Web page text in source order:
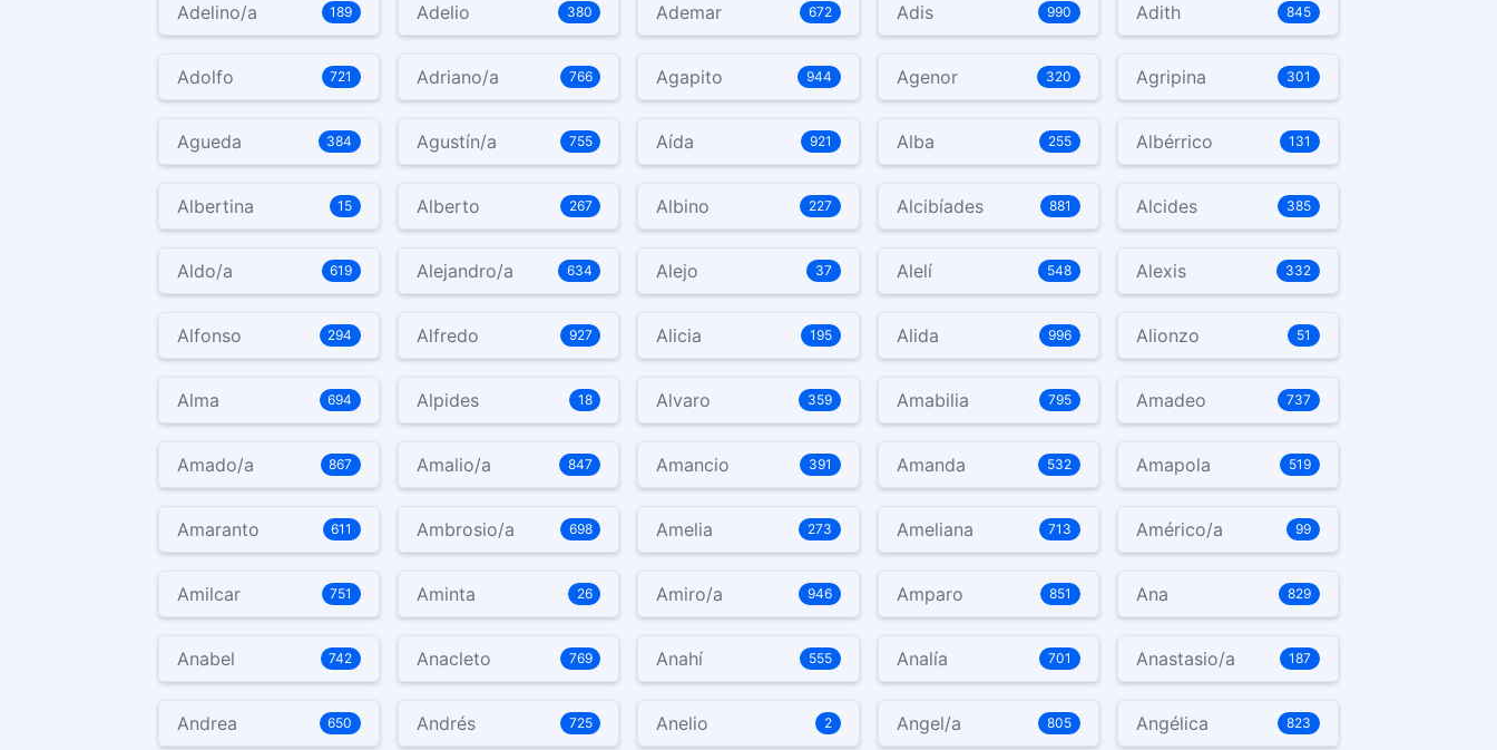
Adelino/a 189 Adelio 380 Ademar 672 Adis 990 Adith 845
Adolfo 721 Adriano/a 766 Agapito 944 Agenor 320 Agripina 301
Agueda 384 Agustín/a 755 Aída 921 Alba 255 Albérrico 131
Albertina 15 Alberto 267 Albino 227 Alcibíades 881 Alcides 385
Aldo/a 619 Alejandro/a 634 Alejo 37 Alelí 548 Alexis 332
Alfonso 294 Alfredo 927 Alicia 195 Alida 996 Alionzo 51
Alma 694 Alpides 18 Alvaro 359 Amabilia 795 Amadeo 737
Amado/a 867 Amalio/a 847 Amancio 391 Amanda 532 Amapola 519
Amaranto 611 Ambrosio/a 698 Amelia 273 Ameliana 713 Américo/a 99
Amilcar 751 Aminta 26 Amiro/a 946 Amparo 851 Ana 829
Anabel 742 Anacleto 769 Anahí 555 Analía 701 Anastasio/a 187
Andrea 650 Andrés 725 Anelio 2 Angel/a 805 Angélica 823